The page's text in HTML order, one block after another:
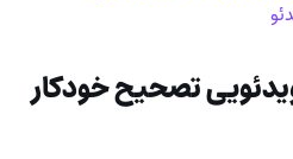
تصحیح خودکار